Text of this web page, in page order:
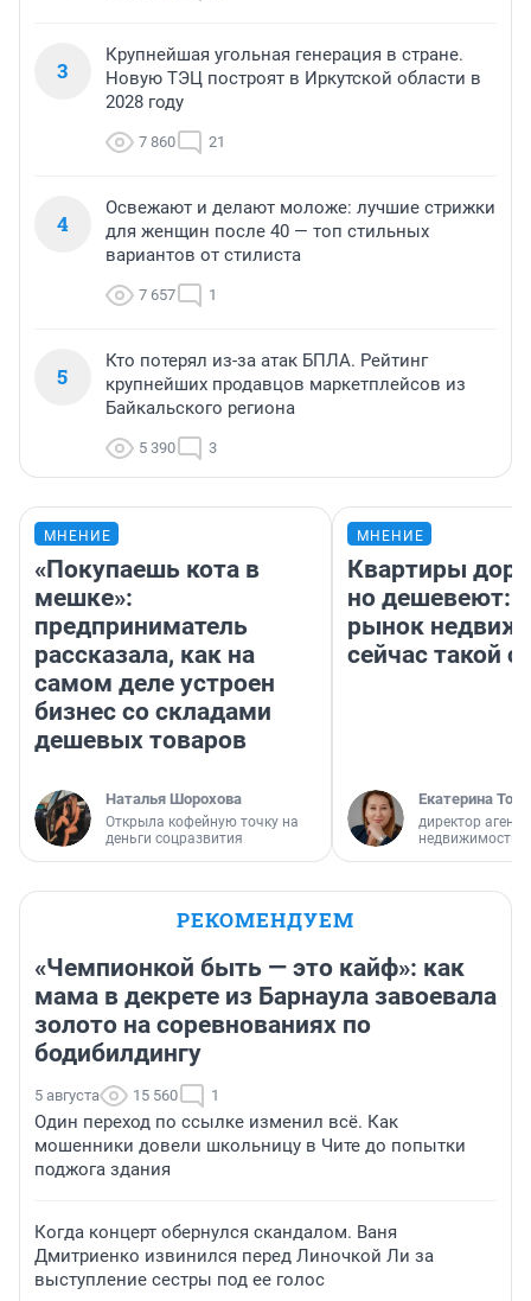
3
Крупнейшая угольная генерация в стране.
Новую ТЭЦ построят в Иркутской области в
2028 году
7 860 21
4
Освежают и делают моложе: лучшие стрижки
для женщин после 40 — топ стильных
вариантов от стилиста
7 657 1
5
Кто потерял из-за атак БПЛА. Рейтинг
крупнейших продавцов маркетплейсов из
Байкальского региона
5 390 3
МНЕНИЕ
«Покупаешь кота в
мешке»:
предприниматель
рассказала, как на
самом деле устроен
бизнес со складами
дешевых товаров
Наталья Шорохова
Открыла кофейную точку на
деньги соцразвития
МНЕНИЕ
Квартиры
но дешевеют:
рынок
сейчас такой
Екатерина
директор
недвижимости
РЕКОМЕНДУЕМ
«Чемпионкой быть — это кайф»: как
мама в декрете из Барнаула завоевала
золото на соревнованиях по
бодибилдингу
5 августа 15 560 1
Один переход по ссылке изменил всё. Как
мошенники довели школьницу в Чите до попытки
поджога здания
Когда концерт обернулся скандалом. Ваня
Дмитриенко извинился перед Линочкой Ли за
выступление сестры под ее голос